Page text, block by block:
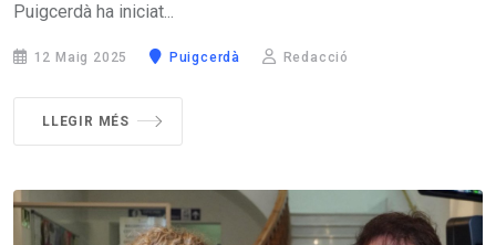
Puigcerdà ha iniciat...
12 Maig 2025 Puigcerdà Redacció
LLEGIR MÉS